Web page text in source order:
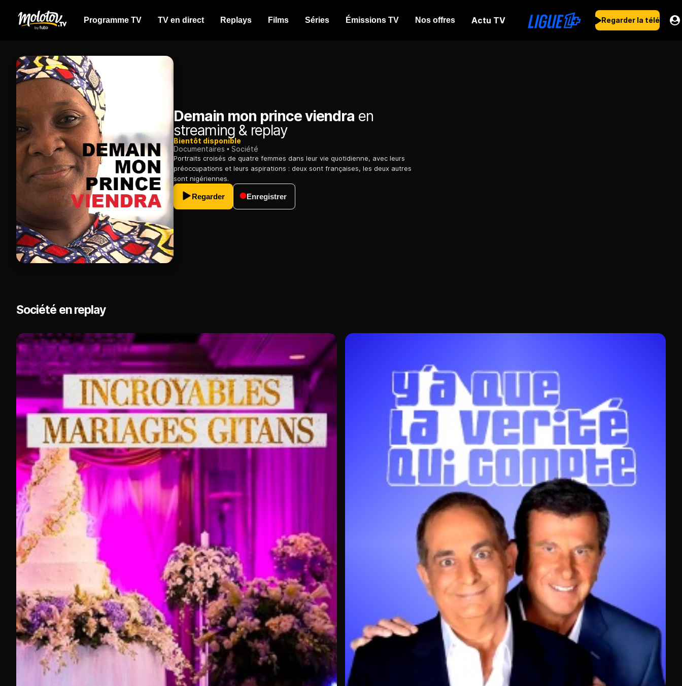
Programme TV TV en direct Replays Films Séries Émissions TV Nos offres Actu TV Regarder la télé
Demain mon prince viendra en
streaming & replay
Bientôt disponible
Documentaires
Société
Portraits croisés de quatre femmes dans leur vie quotidienne, avec leurs
préoccupations et leurs aspirations : deux sont françaises, les deux autres
sont nigériennes.
Regarder Enregistrer
Société en replay